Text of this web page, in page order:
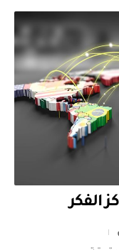
الفكر